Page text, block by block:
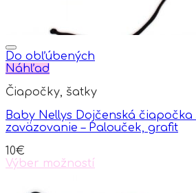
Do obľúbených
Náhľad
Čiapočky, šatky
Baby Nellys Dojčenská čiapočka
zaväzovanie – Palouček, grafit
10€
Výber možností